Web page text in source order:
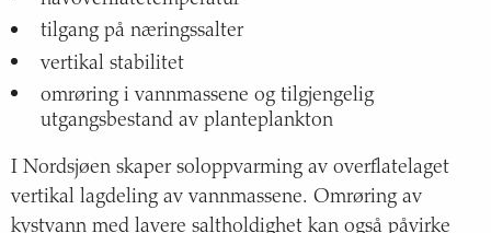
tilgang på næringssalter
vertikal stabilitet
omrøring i vannmassene og tilgjengelig
utgangsbestand av planteplankton
I Nordsjøen skaper soloppvarming av overflatelaget
vertikal lagdeling av vannmassene. Omrøring av
kystvann med lavere saltholdighet kan også påvirke